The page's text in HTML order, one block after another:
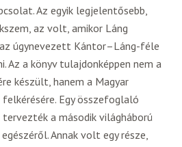
Az egyik legjelentősebb,
az volt, amikor Láng
úgynevezett Kántor–Láng-féle
a könyv tulajdonképpen nem a
készült, hanem a Magyar
felkérésére. Egy összefoglaló
a második világháború
Annak volt egy része,